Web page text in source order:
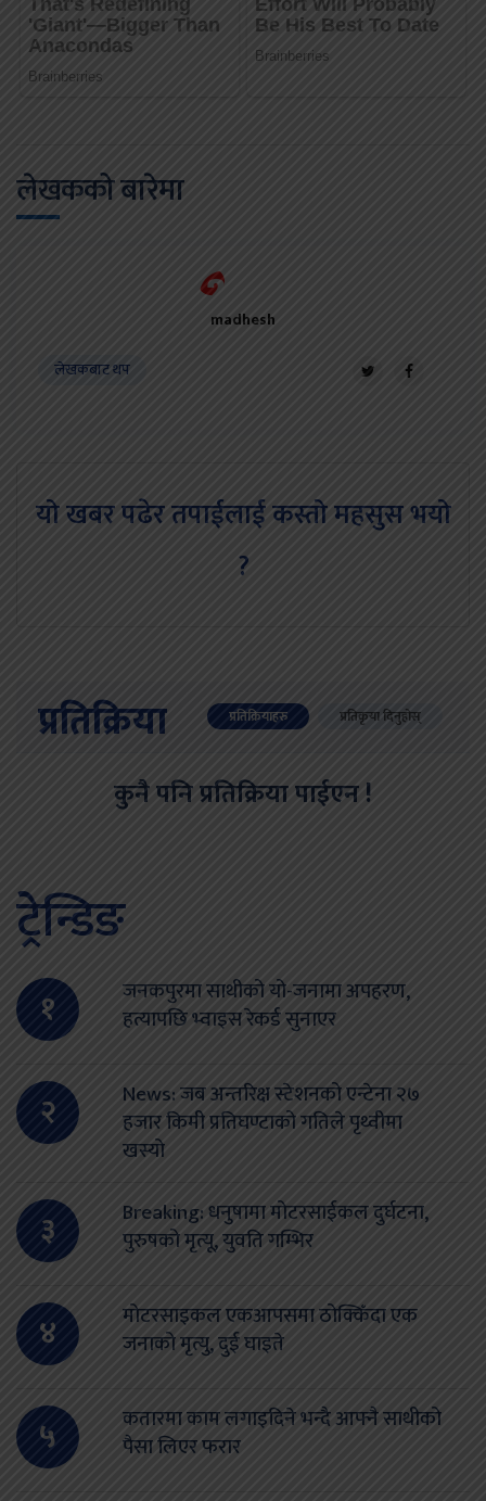
लेखकको बारेमा
madhesh
लेखकबाट थप
यो खबर पढेर तपाईलाई कस्तो महसुस भयो
?
प्रतिक्रिया प्रतिक्रियाहरु प्रतिकृया दिनुहोस्
कुनै पनि प्रतिक्रिया पाईएन !
ट्रेन्डिङ
१
जनकपुरमा साथीको यो-जनामा अपहरण,
हत्यापछि भ्वाइस रेकर्ड सुनाएर
२
News: जब अन्तरिक्ष स्टेशनको एन्टेना २७
हजार किमी प्रतिघण्टाको गतिले पृथ्वीमा
खस्यो
३
Breaking: धनुषामा मोटरसाईकल दुर्घटना,
पुरुषको मृत्यू, युवति गम्भिर
४
मोटरसाइकल एकआपसमा ठोक्किँदा एक
जनाको मृत्यु, दुई घाइते
५
कतारमा काम लगाइदिने भन्दै आफ्नै साथीको
पैसा लिएर फरार